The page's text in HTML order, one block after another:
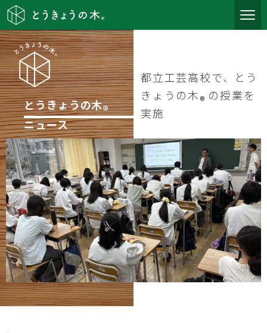
とうきょうの木®
ニュース
都立工芸高校で、とう
きょうの木® の授業を
実施